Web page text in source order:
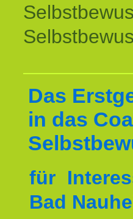
Das
in das
für
Bad